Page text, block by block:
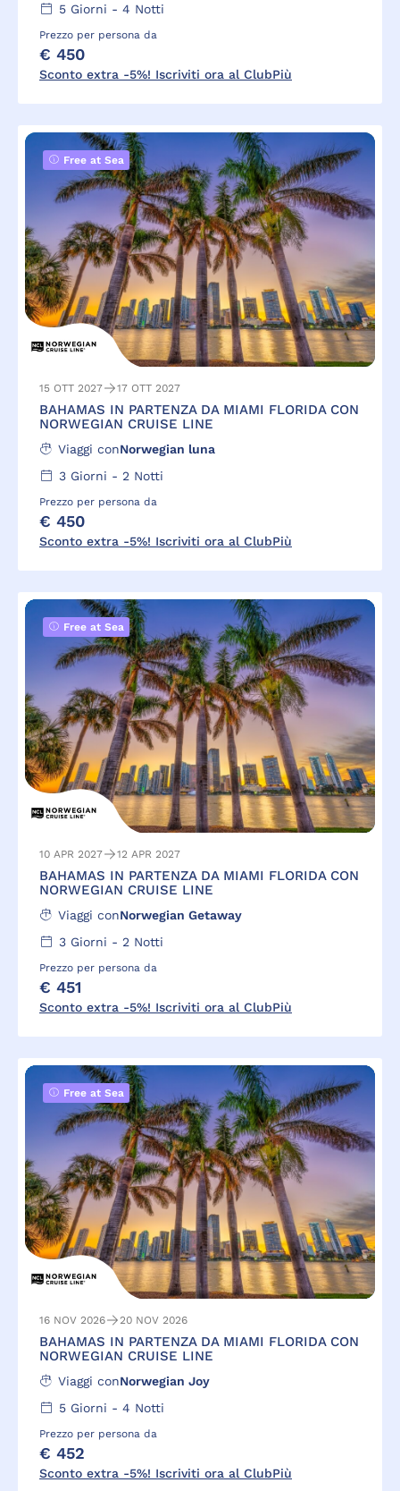
5Giorni - 4 Notti
Prezzo per persona da
€ 450
Sconto extra -5%! Iscriviti ora al ClubPiù
Free at Sea
15 OTT 2027 17 OTT 2027
BAHAMAS IN PARTENZA DA MIAMI FLORIDA CON
NORWEGIAN CRUISE LINE
Viaggi conNorwegian luna
3Giorni - 2 Notti
Prezzo per persona da
€ 450
Sconto extra -5%! Iscriviti ora al ClubPiù
Free at Sea
10 APR 2027 12 APR 2027
BAHAMAS IN PARTENZA DA MIAMI FLORIDA CON
NORWEGIAN CRUISE LINE
Viaggi conNorwegian Getaway
3Giorni - 2 Notti
Prezzo per persona da
€ 451
Sconto extra -5%! Iscriviti ora al ClubPiù
Free at Sea
16 NOV 2026 20 NOV 2026
BAHAMAS IN PARTENZA DA MIAMI FLORIDA CON
NORWEGIAN CRUISE LINE
Viaggi conNorwegian Joy
5Giorni - 4 Notti
Prezzo per persona da
€ 452
Sconto extra -5%! Iscriviti ora al ClubPiù